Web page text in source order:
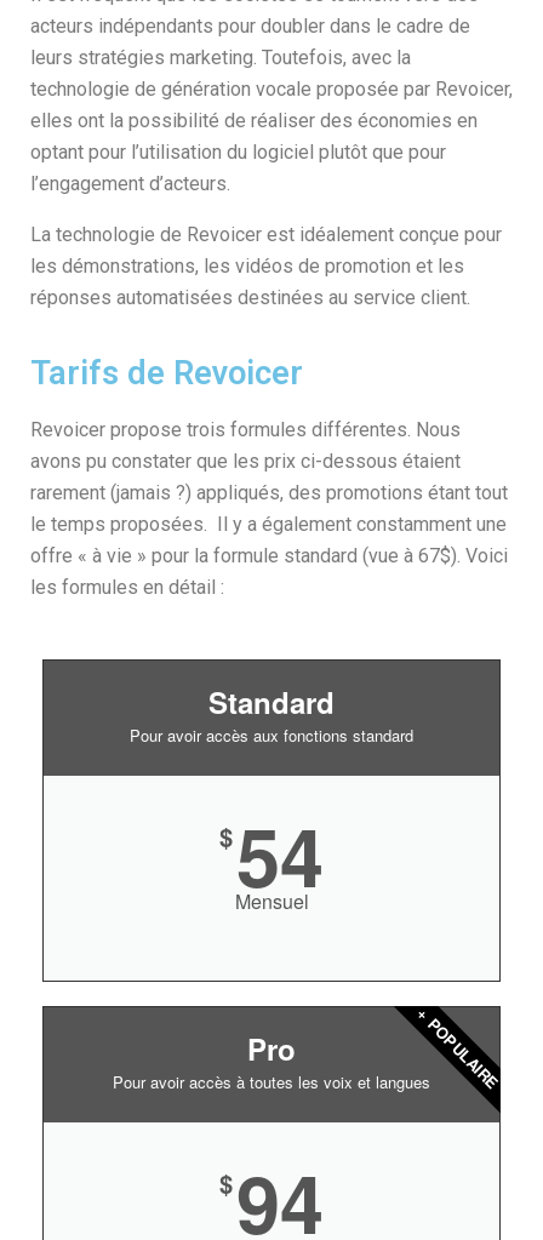
acteurs indépendants pour doubler dans le cadre de
leurs stratégies marketing. Toutefois, avec la
technologie de génération vocale proposée par Revoicer,
elles ont la possibilité de réaliser des économies en
optant pour l’utilisation du logiciel plutôt que pour
l’engagement d’acteurs.
La technologie de Revoicer est idéalement conçue pour
les démonstrations, les vidéos de promotion et les
réponses automatisées destinées au service client.
Tarifs de Revoicer
Revoicer propose trois formules différentes. Nous
avons pu constater que les prix ci-dessous étaient
rarement (jamais ?) appliqués, des promotions étant tout
le temps proposées. Il y a également constamment une
offre « à vie » pour la formule standard (vue à 67$). Voici
les formules en détail :
Standard
Pour avoir accès aux fonctions standard
$54
Mensuel
Pro
Pour avoir accès à toutes les voix et langues
$94
+ POPULAIRE